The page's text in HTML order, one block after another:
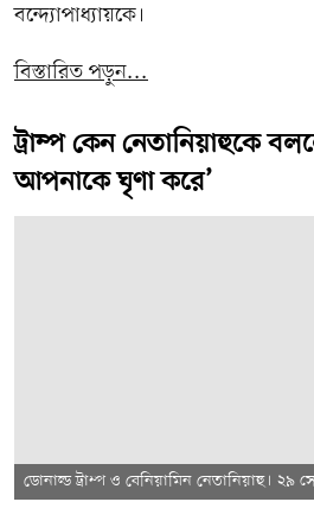
বন্দ্যোপাধ্যায়কে।
বিস্তারিত পড়ুন...
ট্রাম্প কেন নেতানিয়াহুকে
আপনাকে ঘৃণা করে’
ডোনাল্ড ট্রাম্প ও বেনিয়ামিন নেতানিয়াহু। ২৯